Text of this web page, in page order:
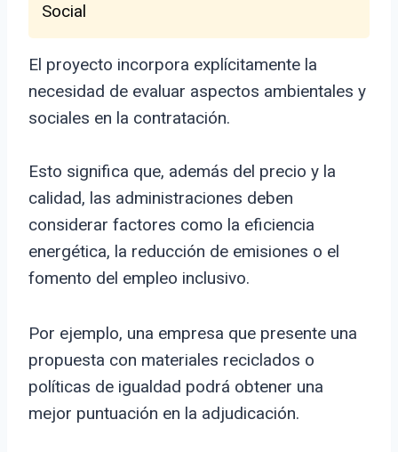
Social
El proyecto incorpora explícitamente la
necesidad de evaluar aspectos ambientales y
sociales en la contratación.
Esto significa que, además del precio y la
calidad, las administraciones deben
considerar factores como la eficiencia
energética, la reducción de emisiones o el
fomento del empleo inclusivo.
Por ejemplo, una empresa que presente una
propuesta con materiales reciclados o
políticas de igualdad podrá obtener una
mejor puntuación en la adjudicación.